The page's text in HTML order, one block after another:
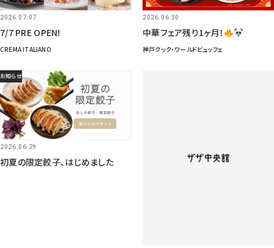
2026.07.07
7/7 PRE OPEN!
CREMA ITALIANO
2026.06.30
中華フェア残り1ヶ月！
神戸クック・ワールドビュッフェ
お知らせ
2026.06.29
初夏の限定餃子、はじめました